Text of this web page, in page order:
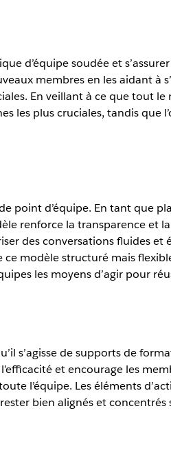
d’équipe soudée et
membres en les aidant à
En veillant à ce que tout le
les plus cruciales, tandis que
point d’équipe. En tant que
renforce la transparence et
des conversations fluides et
modèle structuré mais
les moyens d’agir pour
s’agisse de supports de
et encourage les
l’équipe. Les éléments
bien alignés et concentrés